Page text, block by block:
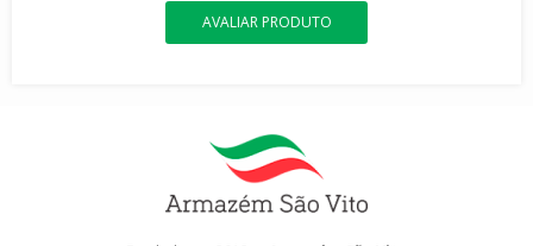
AVALIAR PRODUTO